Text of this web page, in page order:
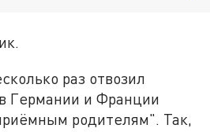
раз отвозил
Германии и Франции
родителям". Так,